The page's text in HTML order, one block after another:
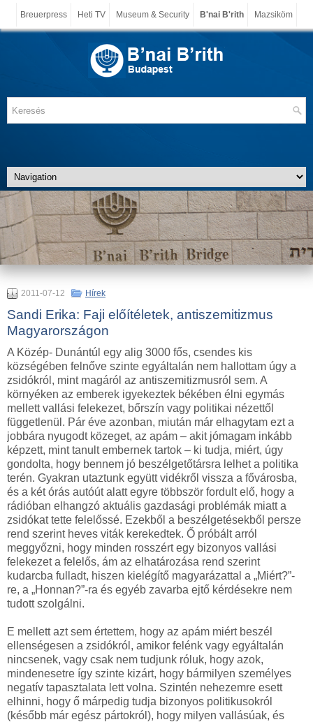
Breuerpress Heti TV Museum & Security B'nai B'rith Mazsiköm
2011-07-12 Hírek
Sandi Erika: Faji előítéletek, antiszemitizmus
Magyarországon
A Közép- Dunántúl egy alig 3000 fős, csendes kis
községében felnőve szinte egyáltalán nem hallottam úgy a
zsidókról, mint magáról az antiszemitizmusról sem. A
környéken az emberek igyekeztek békében élni egymás
mellett vallási felekezet, bőrszín vagy politikai nézettől
függetlenül. Pár éve azonban, miután már elhagytam ezt a
jobbára nyugodt közeget, az apám – akit jómagam inkább
képzett, mint tanult embernek tartok – ki tudja, miért, úgy
gondolta, hogy bennem jó beszélgetőtársra lelhet a politika
terén. Gyakran utaztunk együtt vidékről vissza a fővárosba,
és a két órás autóút alatt egyre többször fordult elő, hogy a
rádióban elhangzó aktuális gazdasági problémák miatt a
zsidókat tette felelőssé. Ezekből a beszélgetésekből persze
rend szerint heves viták kerekedtek. Ő próbált arról
meggyőzni, hogy minden rosszért egy bizonyos vallási
felekezet a felelős, ám az elhatározása rend szerint
kudarcba fulladt, hiszen kielégítő magyarázattal a „Miért?”-
re, a „Honnan?”-ra és egyéb zavarba ejtő kérdésekre nem
tudott szolgálni.
E mellett azt sem értettem, hogy az apám miért beszél
ellenségesen a zsidókról, amikor felénk vagy egyáltalán
nincsenek, vagy csak nem tudjunk róluk, hogy azok,
mindenesetre így szinte kizárt, hogy bármilyen személyes
negatív tapasztalata lett volna. Szintén nehezemre esett
elhinni, hogy ő márpedig tudja bizonyos politikusokról
(később már egész pártokról), hogy milyen vallásúak, és